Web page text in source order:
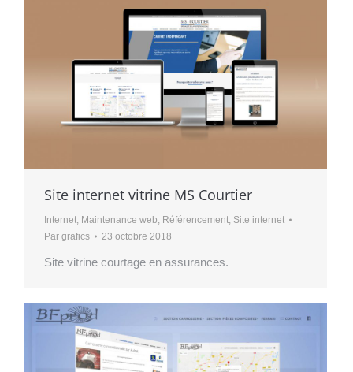
Site internet vitrine MS Courtier
Internet Maintenance web Référencement Site internet
Pargrafics 23 octobre 2018
Site vitrine courtage en assurances.